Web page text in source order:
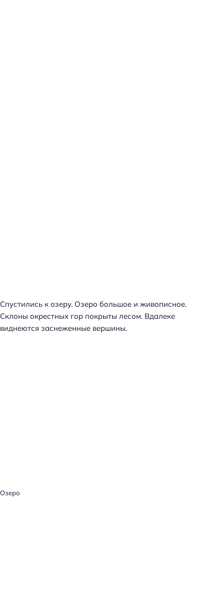
Спустились к озеру. Озеро большое и живописное.
Склоны окрестных гор покрыты лесом. Вдалеке
виднеются заснеженные вершины.
Озеро